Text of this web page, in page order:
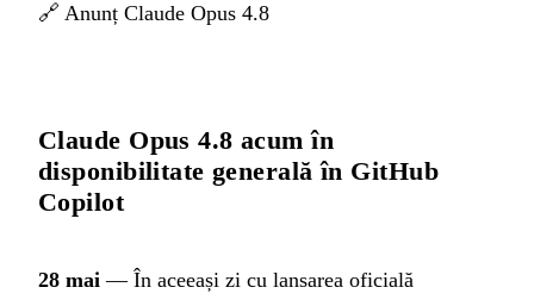
🔗 Anunț Claude Opus 4.8
Claude Opus 4.8 acum în
disponibilitate generală în GitHub
Copilot
28 mai — În aceeași zi cu lansarea oficială